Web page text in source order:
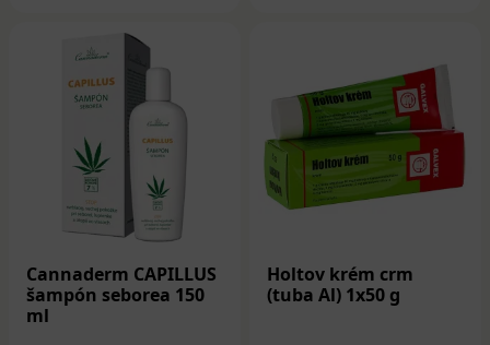
Cannaderm CAPILLUS
šampón seborea 150
ml
Holtov krém crm
(tuba Al) 1x50 g